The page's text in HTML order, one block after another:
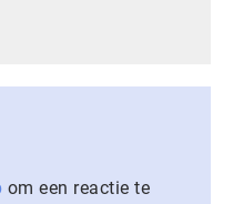
om een reactie te